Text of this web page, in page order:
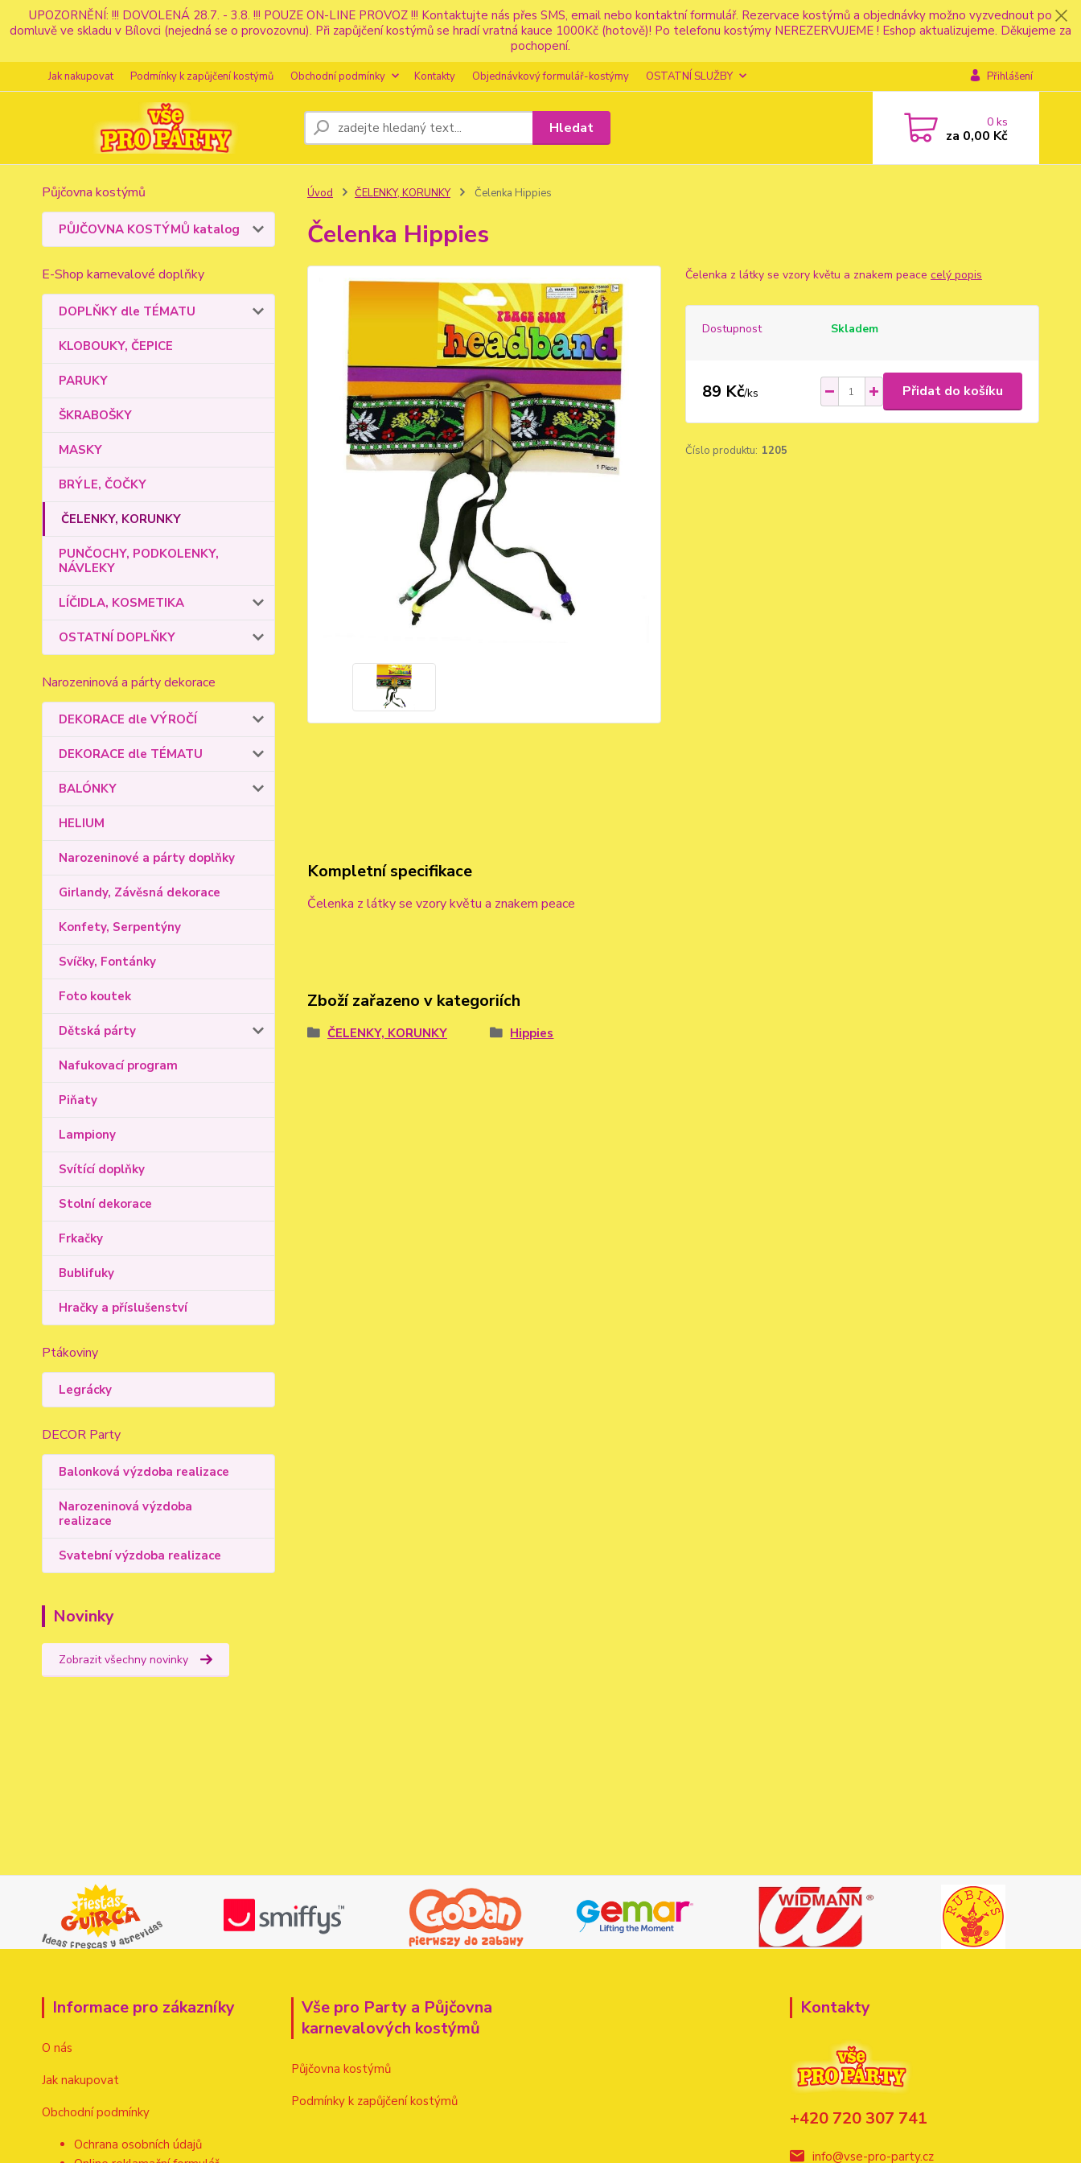
UPOZORNĚNÍ: !!! DOVOLENÁ 28.7. - 3.8. !!! POUZE ON-LINE PROVOZ !!! Kontaktujte nás přes SMS, email nebo kontaktní formulář. Rezervace kostýmů a objednávky možno vyzvednout po
domluvě ve skladu v Bílovci (nejedná se o provozovnu). Při zapůjčení kostýmů se hradí vratná kauce 1000Kč (hotově)! Po telefonu kostýmy NEREZERVUJEME ! Eshop aktualizujeme. Děkujeme za
pochopení.
Jak nakupovat Podmínky k zapůjčení kostýmů Obchodní podmínky Kontakty Objednávkový formulář-kostýmy OSTATNÍ SLUŽBY Přihlášení
Hledat 0ks
za 0,00 Kč
Půjčovna kostýmů
PŮJČOVNA KOSTÝMŮ katalog
E-Shop karnevalové doplňky
DOPLŇKY dle TÉMATU
KLOBOUKY, ČEPICE
PARUKY
ŠKRABOŠKY
MASKY
BRÝLE, ČOČKY
ČELENKY, KORUNKY
PUNČOCHY, PODKOLENKY,
NÁVLEKY
LÍČIDLA, KOSMETIKA
OSTATNÍ DOPLŇKY
Narozeninová a párty dekorace
DEKORACE dle VÝROČÍ
DEKORACE dle TÉMATU
BALÓNKY
HELIUM
Narozeninové a párty doplňky
Girlandy, Závěsná dekorace
Konfety, Serpentýny
Svíčky, Fontánky
Foto koutek
Dětská párty
Nafukovací program
Piňaty
Lampiony
Svítící doplňky
Stolní dekorace
Frkačky
Bublifuky
Hračky a příslušenství
Ptákoviny
Legrácky
DECOR Party
Balonková výzdoba realizace
Narozeninová výzdoba
realizace
Svatební výzdoba realizace
Novinky
Zobrazit všechny novinky
Úvod ČELENKY, KORUNKY Čelenka Hippies
Čelenka Hippies
Čelenka z látky se vzory květu a znakem peace celý popis
Dostupnost Skladem
89 Kč/ks Přidat do košíku
Číslo produktu: 1205
Kompletní specifikace
Čelenka z látky se vzory květu a znakem peace
Zboží zařazeno v kategoriích
ČELENKY, KORUNKY Hippies
Informace pro zákazníky
O nás
Jak nakupovat
Obchodní podmínky
Ochrana osobních údajů
Vše pro Party a Půjčovna
karnevalových kostýmů
Půjčovna kostýmů
Podmínky k zapůjčení kostýmů
Kontakty
+420 720 307 741
info@vse-pro-party.cz